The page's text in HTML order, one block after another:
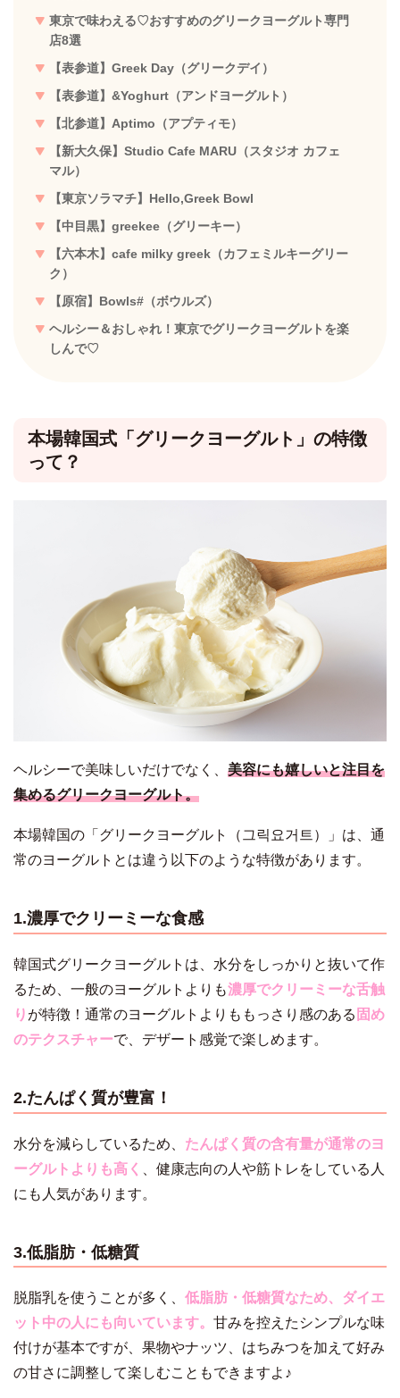
東京で味わえる♡おすすめのグリークヨーグルト専門
店8選
【表参道】 Greek Day（グリークデイ）
【表参道】&Yoghurt（アンドヨーグルト）
【北参道】Aptimo（アプティモ）
【新大久保】Studio Cafe MARU（スタジオ カフェ
マル）
【東京ソラマチ】Hello,Greek Bowl
【中目黒】greekee（グリーキー）
【六本木】cafe milky greek（カフェミルキーグリー
ク）
【原宿】Bowls#（ボウルズ）
ヘルシー＆おしゃれ！東京でグリークヨーグルトを楽
しんで♡
本場韓国式「グリークヨーグルト」の特徴
って？
ヘルシーで美味しいだけでなく、 美容にも嬉しいと注目を
集めるグリークヨーグルト。
本場韓国の「グリークヨーグルト（그릭요거트）」は、通
常のヨーグルトとは違う以下のような特徴があります。
1.濃厚でクリーミーな食感
韓国式グリークヨーグルトは、水分をしっかりと抜いて作
るため、一般のヨーグルトよりも濃厚でクリーミーな舌触
り が特徴！通常のヨーグルトよりももっさり感のある 固め
のテクスチャーで、デザート感覚で楽しめます。
2.たんぱく質が豊富！
水分を減らしているため、 たんぱく質の含有量が通常のヨ
ーグルトよりも高く
、健康志向の人や筋トレをしている人
にも人気があります。
3.低脂肪・低糖質
脱脂乳を使うことが多く、 低脂肪・低糖質なため、ダイエ
ット中の人にも向いています。 甘みを控えたシンプルな味
付けが基本ですが、果物やナッツ、はちみつを加えて好み
の甘さに調整して楽しむこともできますよ♪